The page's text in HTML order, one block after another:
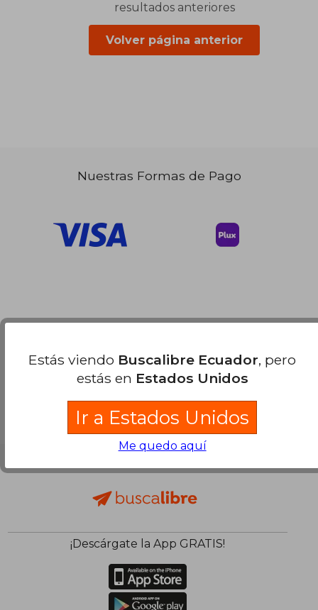
resultados anteriores
Volver página anterior
Nuestras Formas de Pago
¡Descárgate la App GRATIS!
Estás viendo Buscalibre Ecuador, pero
estás en Estados Unidos
Ir a Estados Unidos
Me quedo aquí